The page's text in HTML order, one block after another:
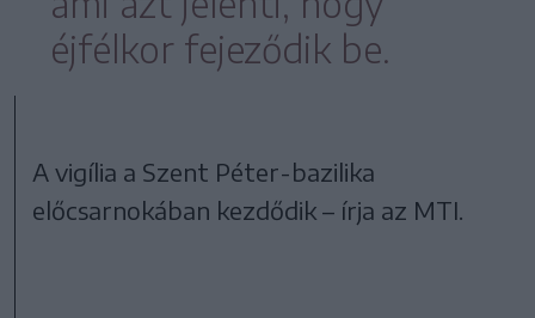
éjfélkor fejeződik be.
A vigília a Szent Péter-bazilika
előcsarnokában kezdődik – írja az MTI.